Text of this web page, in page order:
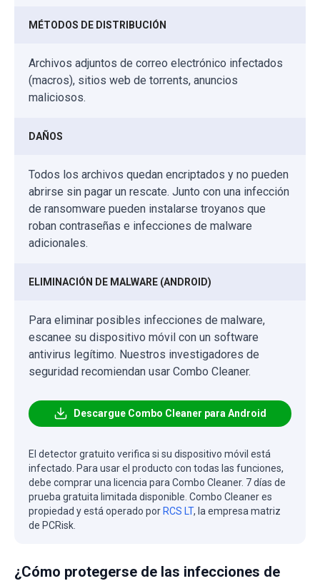
MÉTODOS DE DISTRIBUCIÓN
Archivos adjuntos de correo electrónico infectados
(macros), sitios web de torrents, anuncios
maliciosos.
DAÑOS
Todos los archivos quedan encriptados y no pueden
abrirse sin pagar un rescate. Junto con una infección
de ransomware pueden instalarse troyanos que
roban contraseñas e infecciones de malware
adicionales.
ELIMINACIÓN DE MALWARE (ANDROID)
Para eliminar posibles infecciones de malware,
escanee su dispositivo móvil con un software
antivirus legítimo. Nuestros investigadores de
seguridad recomiendan usar Combo Cleaner.
Descargue Combo Cleaner para Android
El detector gratuito verifica si su dispositivo móvil está
infectado. Para usar el producto con todas las funciones,
debe comprar una licencia para Combo Cleaner. 7 días de
prueba gratuita limitada disponible. Combo Cleaner es
propiedad y está operado por RCS LT, la empresa matriz
de PCRisk.
¿Cómo protegerse de las infecciones de